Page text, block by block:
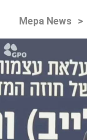
Mepa News >